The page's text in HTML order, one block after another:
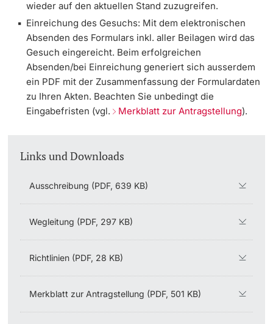
wieder auf den aktuellen Stand zuzugreifen.
Einreichung des Gesuchs: Mit dem elektronischen
Absenden des Formulars inkl. aller Beilagen wird das
Gesuch eingereicht. Beim erfolgreichen
Absenden/bei Einreichung generiert sich ausserdem
ein PDF mit der Zusammenfassung der Formulardaten
zu Ihren Akten. Beachten Sie unbedingt die
Eingabefristen (vgl.
Merkblatt zur Antragstellung).
Links und Downloads
Ausschreibung (PDF, 639 KB)
Wegleitung (PDF, 297 KB)
Richtlinien (PDF, 28 KB)
Merkblatt zur Antragstellung (PDF, 501 KB)